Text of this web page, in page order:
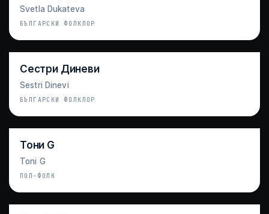
Svetla Dukateva
БЪЛГАРСКИ ФОЛКЛОР
Сестри Диневи
Sestri Dinevi
БЪЛГАРСКИ ФОЛКЛОР
Тони G
Toni G
ПОП-ФОЛК